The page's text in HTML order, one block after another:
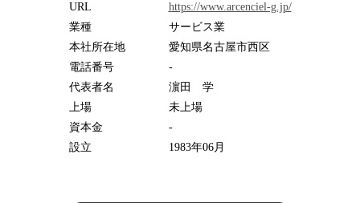
URL
https://www.arcenciel-g.jp/
業種
サービス業
本社所在地
愛知県名古屋市西区
電話番号
-
代表者名
濵田 学
上場
未上場
資本金
-
設立
1983年06月